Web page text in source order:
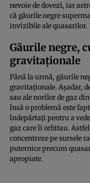
nevoie de dovezi, iar
că găurile negre
invizibile ale quasarilor.
Găurile negre,
gravitaționale
Până la urmă, găurile
gravitaționale. Așadar,
sau ale norilor de gaz
însă o problemă este
îndepărtați pentru a
gaz care îi orbitau.
concentreze pe sursele
puternice precum
apropiate.